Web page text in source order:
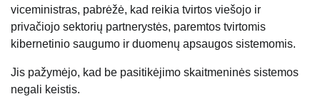
viceministras, pabrėžė, kad reikia tvirtos viešojo ir
privačiojo sektorių partnerystės, paremtos tvirtomis
kibernetinio saugumo ir duomenų apsaugos sistemomis.
Jis pažymėjo, kad be pasitikėjimo skaitmeninės sistemos
negali keistis.